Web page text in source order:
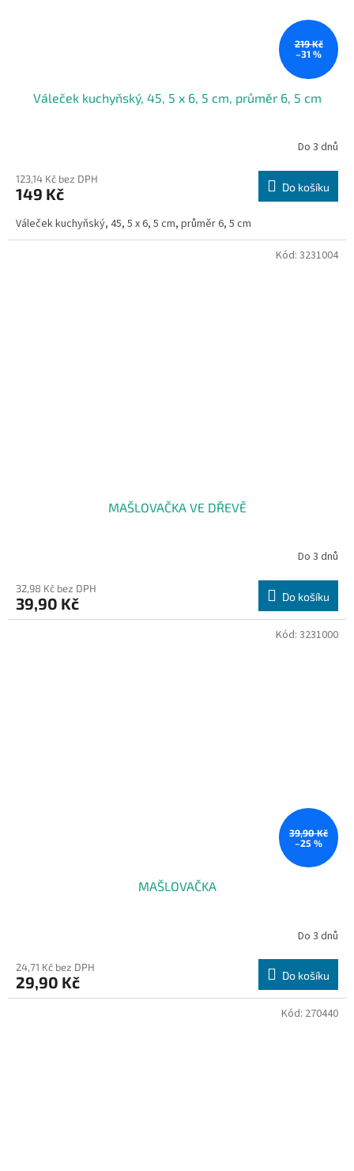
219 Kč
–31 %
Váleček kuchyňský, 45, 5 x 6, 5 cm, průměr 6, 5 cm
Do 3 dnů
123,14 Kč bez DPH
149 Kč Do košíku
Váleček kuchyňský, 45, 5 x 6, 5 cm, průměr 6, 5 cm
MAŠLOVAČKA VE DŘEVĚ
Do 3 dnů
32,98 Kč bez DPH
39,90 Kč Do košíku
Kód: 3231004
39,90 Kč
–25 %
MAŠLOVAČKA
Do 3 dnů
24,71 Kč bez DPH
29,90 Kč Do košíku
Kód: 3231000
Kód: 270440